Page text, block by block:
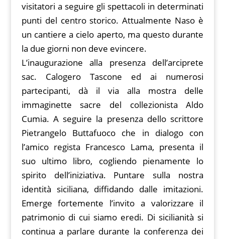
visitatori a seguire gli spettacoli in determinati
punti del centro storico. Attualmente Naso è
un cantiere a cielo aperto, ma questo durante
la due giorni non deve evincere.
L’inaugurazione alla presenza dell’arciprete
sac. Calogero Tascone ed ai numerosi
partecipanti, dà il via alla mostra delle
immaginette sacre del collezionista Aldo
Cumia. A seguire la presenza dello scrittore
Pietrangelo Buttafuoco che in dialogo con
l’amico regista Francesco Lama, presenta il
suo ultimo libro, cogliendo pienamente lo
spirito dell’iniziativa. Puntare sulla nostra
identità siciliana, diffidando dalle imitazioni.
Emerge fortemente l’invito a valorizzare il
patrimonio di cui siamo eredi. Di sicilianità si
continua a parlare durante la conferenza dei